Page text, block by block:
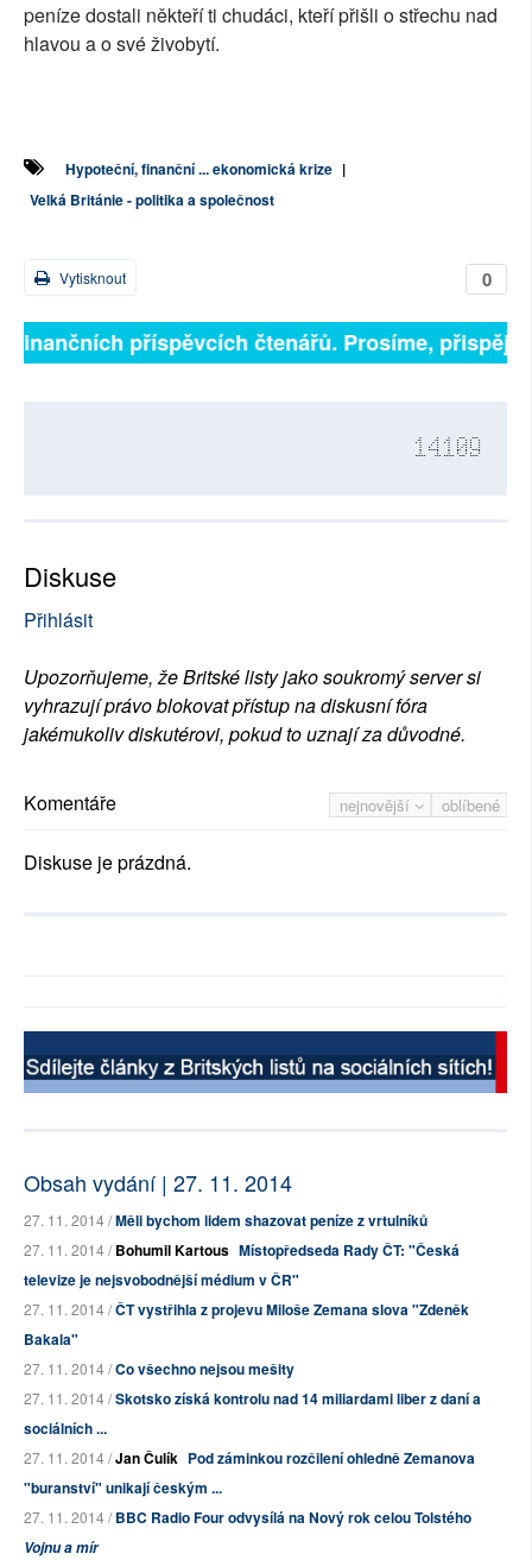
peníze dostali někteří ti chudáci, kteří přišli o střechu nad
hlavou a o své živobytí.
Hypoteční, finanční ... ekonomická krize |
Velká Británie - politika a společnost
0
Vytisknout
příspěvcích čtenářů. Prosíme, přispějte.
14109
Diskuse
Přihlásit
Upozorňujeme, že Britské listy jako soukromý server si
vyhrazují právo blokovat přístup na diskusní fóra
jakémukoliv diskutérovi, pokud to uznají za důvodné.
nejnovější oblíbené
Komentáře
Diskuse je prázdná.
Obsah vydání | 27. 11. 2014
27. 11. 2014 /Měli bychom lidem shazovat peníze z vrtulníků
27. 11. 2014 /Bohumil Kartous Místopředseda Rady ČT: "Česká
televize je nejsvobodnější médium v ČR"
27. 11. 2014 /ČT vystřihla z projevu Miloše Zemana slova "Zdeněk
Bakala"
27. 11. 2014 /Co všechno nejsou mešity
27. 11. 2014 /Skotsko získá kontrolu nad 14 miliardami liber z daní a
sociálních ...
27. 11. 2014 /Jan Čulík Pod záminkou rozčilení ohledně Zemanova
"buranství" unikají českým ...
27. 11. 2014 /BBC Radio Four odvysílá na Nový rok celou Tolstého
Vojnu a mír